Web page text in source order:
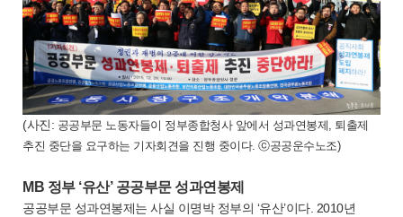
(사진: 공공부문 노동자들이 정부종합청사 앞에서 성과연봉제, 퇴출제
추진 중단을 요구하는 기자회견을 진행 중이다. ⓒ공공운수노조)
MB 정부 ‘유산’ 공공부문 성과연봉제
공공부문 성과연봉제는 사실 이명박 정부의 ‘유산’이다. 2010년